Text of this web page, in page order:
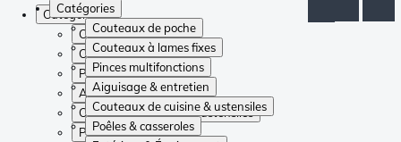
Catégories
Couteaux de poche
Couteaux à lames fixes
Pinces multifonctions
Aiguisage & entretien
Couteaux de cuisine & ustensiles
Poêles & casseroles
Catégories
Couteaux de poche
Couteaux à lames fixes
Pinces multifonctions
Aiguisage & entretien
Couteaux de cuisine & ustensiles
Poêles & casseroles